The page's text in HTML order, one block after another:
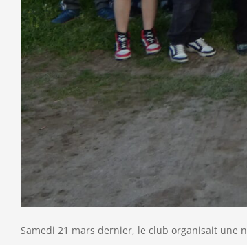
Samedi 21 mars dernier, le club organisait une